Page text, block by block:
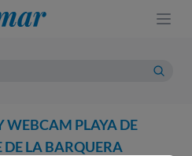
WEBCAM PLAYA DE
LA BARQUERA